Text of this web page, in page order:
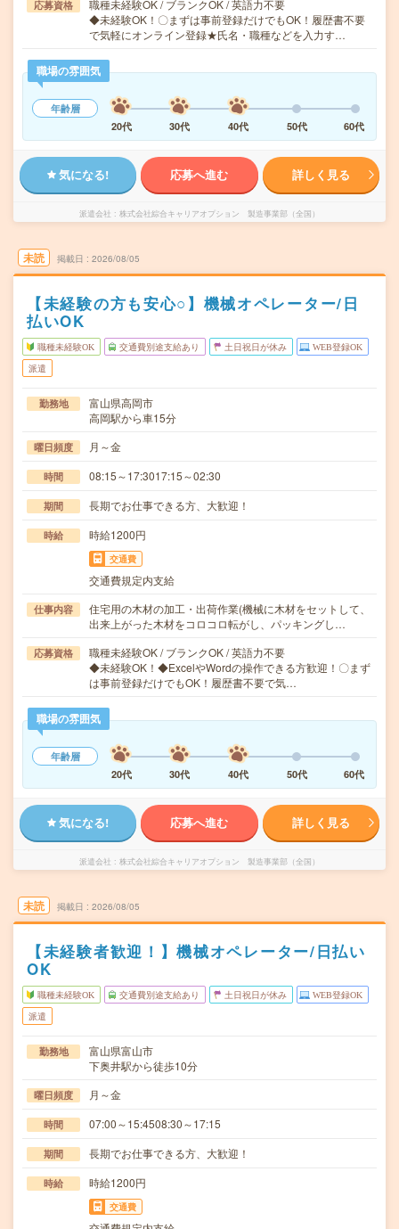
応募資格
職種未経験OK / ブランクOK / 英語力不要
◆未経験OK！〇まずは事前登録だけでもOK！履歴書不要
で気軽にオンライン登録★氏名・職種などを入力す…
職場の雰囲気
年齢層
20代
30代 40代 50代 60代
気になる! 応募へ進む 詳しく見る
派遣会社 株式会社綜合キャリアオプション 製造事業部（全国）
未読 掲載日 2026/08/05
【未経験の方も安心○】機械オペレーター/日
払いOK
職種未経験OK 交通費別途支給あり 土日祝日が休み WEB登録OK
派遣
勤務地
富山県高岡市
高岡駅から車15分
曜日頻度 月～金
時間 08:15～17:3017:15～02:30
期間 長期でお仕事できる方、大歓迎！
時給 時給1200円
交通費
交通費規定内支給
仕事内容
住宅用の木材の加工・出荷作業(機械に木材をセットして、
出来上がった木材をコロコロ転がし、パッキングし…
応募資格
職種未経験OK / ブランクOK / 英語力不要
◆未経験OK！◆ExcelやWordの操作できる方歓迎！〇まず
は事前登録だけでもOK！履歴書不要で気…
職場の雰囲気
年齢層
20代
30代 40代 50代 60代
気になる! 応募へ進む 詳しく見る
派遣会社 株式会社綜合キャリアオプション 製造事業部（全国）
未読 掲載日 2026/08/05
【未経験者歓迎！】機械オペレーター/日払い
OK
職種未経験OK 交通費別途支給あり 土日祝日が休み WEB登録OK
派遣
勤務地
富山県富山市
下奥井駅から徒歩10分
曜日頻度 月～金
時間 07:00～15:4508:30～17:15
期間 長期でお仕事できる方、大歓迎！
時給 時給1200円
交通費